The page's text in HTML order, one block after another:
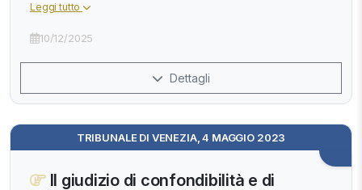
Leggi tutto
10/12/2025
Dettagli
TRIBUNALE DI VENEZIA, 4 MAGGIO 2023
Il giudizio di confondibilità e di